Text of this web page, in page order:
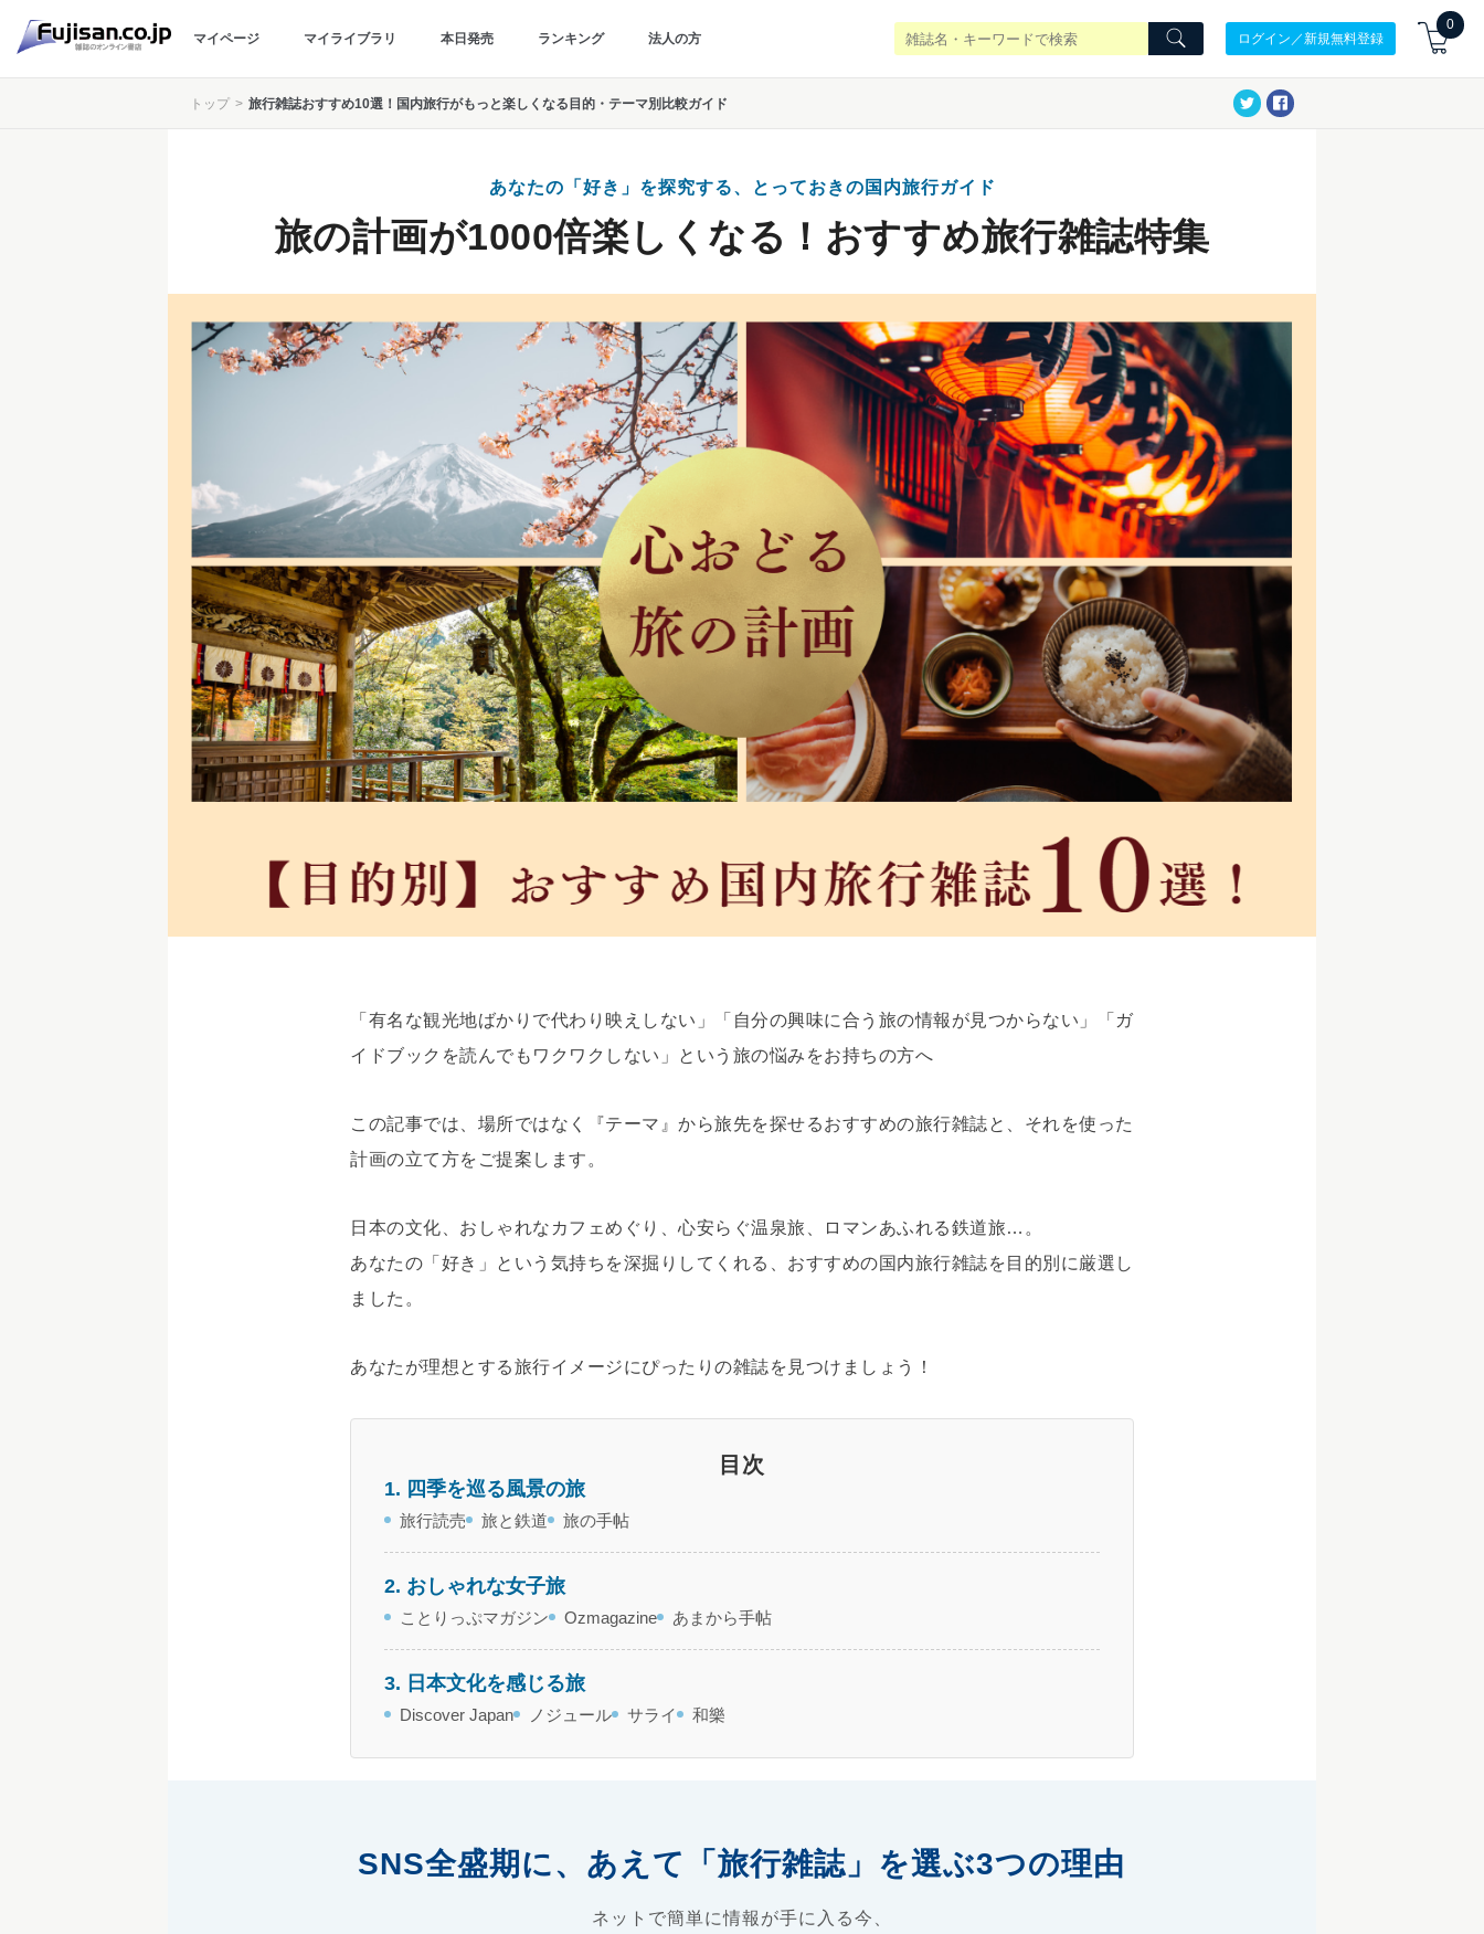
マイページ マイライブラリ 本日発売 ランキング 法人の方 ログイン／新規無料登録
0
トップ 旅行雑誌おすすめ10選！国内旅行がもっと楽しくなる目的・テーマ別比較ガイド
あなたの「好き」を探究する、とっておきの国内旅行ガイド
旅の計画が1000倍楽しくなる！おすすめ旅行雑誌特集
「有名な観光地ばかりで代わり映えしない」「自分の興味に合う旅の情報が見つからない」「ガ
イドブックを読んでもワクワクしない」という旅の悩みをお持ちの方へ
この記事では、場所ではなく『テーマ』から旅先を探せるおすすめの旅行雑誌と、それを使った
計画の立て方をご提案します。
日本の文化、おしゃれなカフェめぐり、心安らぐ温泉旅、ロマンあふれる鉄道旅…。
あなたの「好き」という気持ちを深掘りしてくれる、おすすめの国内旅行雑誌を目的別に厳選し
ました。
あなたが理想とする旅行イメージにぴったりの雑誌を見つけましょう！
目次
1. 四季を巡る風景の旅
旅行読売 旅と鉄道 旅の手帖
2. おしゃれな女子旅
ことりっぷマガジン Ozmagazine あまから手帖
3. 日本文化を感じる旅
Discover Japan ノジュール サライ 和樂
SNS全盛期に、 あえて「旅行雑誌」を選ぶ3つの理由
ネットで簡単に情報が手に入る今、